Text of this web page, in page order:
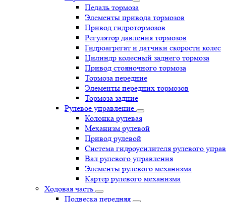
Педаль тормоза
Элементы привода тормозов
Привод гидротормозов
Регулятор давления тормозов
Гидроагрегат и датчики скорости колес
Цилиндр колесный заднего тормоза
Привод стояночного тормоза
Тормоза передние
Элементы передних тормозов
Тормоза задние
Рулевое управление
Колонка рулевая
Механизм рулевой
Привод рулевой
Система гидроусилителя рулевого
Вал рулевого управления
Элементы рулевого механизма
Картер рулевого механизма
Ходовая часть
Подвеска передняя